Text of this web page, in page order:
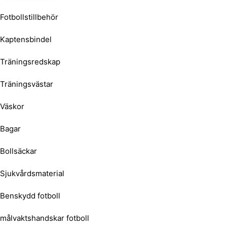
Fotbollstillbehör
Kaptensbindel
Träningsredskap
Träningsvästar
Väskor
Bagar
Bollsäckar
Sjukvårdsmaterial
Benskydd fotboll
målvaktshandskar fotboll